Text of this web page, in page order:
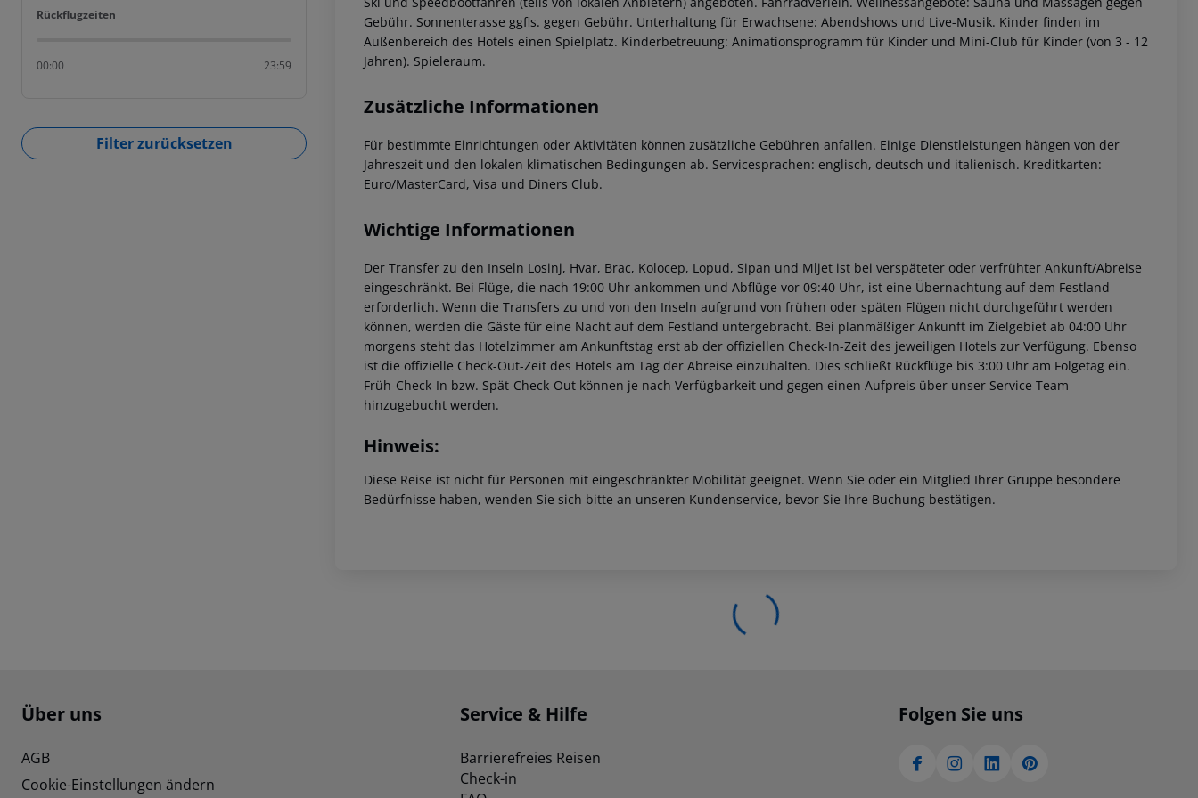
Rückflugzeiten
Rückflugzeiten
00:00 23:59
Filter zurücksetzen
Gebühr. Sonnenterasse ggfls. gegen Gebühr. Unterhaltung für Erwachsene: Abendshows und Live-Musik. Kinder finden im
Außenbereich des Hotels einen Spielplatz. Kinderbetreuung: Animationsprogramm für Kinder und Mini-Club für Kinder (von 3 - 12
Jahren). Spieleraum.
Zusätzliche Informationen
Für bestimmte Einrichtungen oder Aktivitäten können zusätzliche Gebühren anfallen. Einige Dienstleistungen hängen von der
Jahreszeit und den lokalen klimatischen Bedingungen ab. Servicesprachen: englisch, deutsch und italienisch. Kreditkarten:
Euro/MasterCard, Visa und Diners Club.
Wichtige Informationen
Der Transfer zu den Inseln Losinj, Hvar, Brac, Kolocep, Lopud, Sipan und Mljet ist bei verspäteter oder verfrühter Ankunft/Abreise
eingeschränkt. Bei Flüge, die nach 19:00 Uhr ankommen und Abflüge vor 09:40 Uhr, ist eine Übernachtung auf dem Festland
erforderlich. Wenn die Transfers zu und von den Inseln aufgrund von frühen oder späten Flügen nicht durchgeführt werden
können, werden die Gäste für eine Nacht auf dem Festland untergebracht. Bei planmäßiger Ankunft im Zielgebiet ab 04:00 Uhr
morgens steht das Hotelzimmer am Ankunftstag erst ab der offiziellen Check-In-Zeit des jeweiligen Hotels zur Verfügung. Ebenso
ist die offizielle Check-Out-Zeit des Hotels am Tag der Abreise einzuhalten. Dies schließt Rückflüge bis 3:00 Uhr am Folgetag ein.
Früh-Check-In bzw. Spät-Check-Out können je nach Verfügbarkeit und gegen einen Aufpreis über unser Service Team
hinzugebucht werden.
Hinweis:
Diese Reise ist nicht für Personen mit eingeschränkter Mobilität geeignet. Wenn Sie oder ein Mitglied Ihrer Gruppe besondere
Bedürfnisse haben, wenden Sie sich bitte an unseren Kundenservice, bevor Sie Ihre Buchung bestätigen.
Footer navigation
Über uns
AGB
Cookie-Einstellungen ändern
Service & Hilfe
Barrierefreies Reisen
Check-in
Folgen Sie uns